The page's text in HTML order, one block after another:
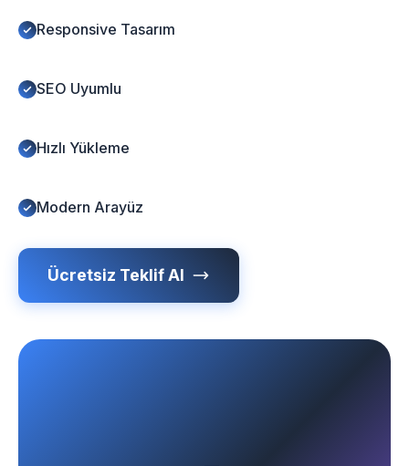
Responsive Tasarım
SEO Uyumlu
Hızlı Yükleme
Modern Arayüz
Ücretsiz Teklif Al